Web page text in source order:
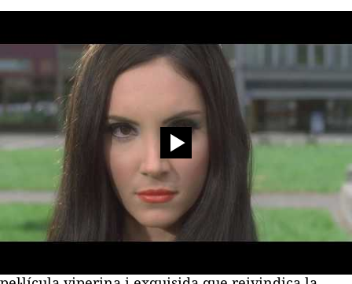
L'última pel·lícula programada -i més recentment
apareguda- és sens dubte paròdica, afectada per un